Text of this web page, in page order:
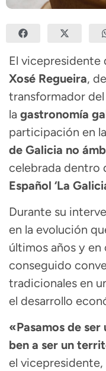
El vicepresidente
Xosé Regueira,
transformador del
la gastronomía
participación en
de Galicia no
celebrada dentro
Español ‘La
Durante su
en la evolución
últimos años y
conseguido
tradicionales en
el desarrollo
«Pasamos de
ben a ser un
el